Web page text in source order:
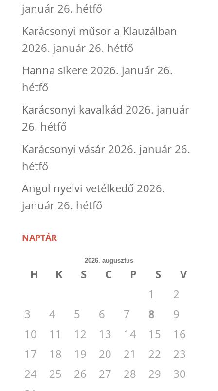
január 26. hétfő
Karácsonyi műsor a Klauzálban
2026. január 26. hétfő
Hanna sikere 2026. január 26.
hétfő
Karácsonyi kavalkád 2026. január
26. hétfő
Karácsonyi vásár 2026. január 26.
hétfő
Angol nyelvi vetélkedő 2026.
január 26. hétfő
NAPTÁR
2026. augusztus
H K S C P S
V
1
2
3
4 5 6 7 8
9
10
11 12 13 14 15
16
17
18 19 20 21 22
23
24
25 26 27 28 29
30